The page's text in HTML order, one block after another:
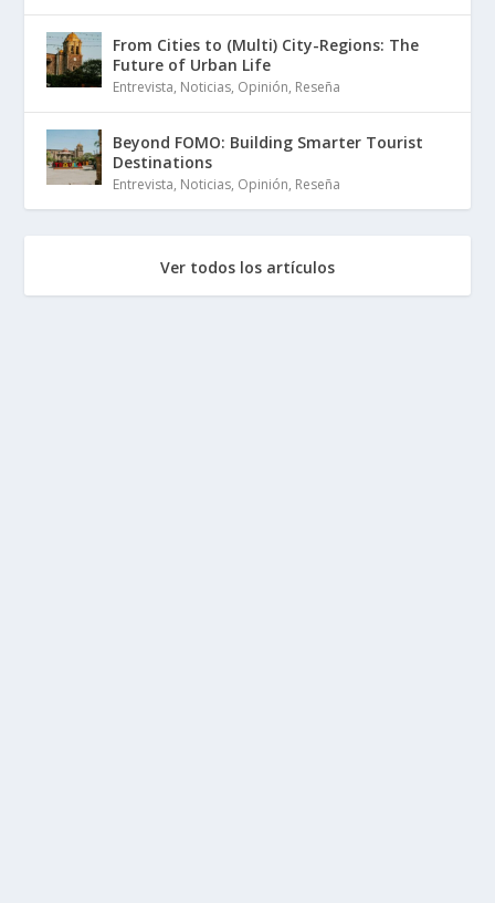
From Cities to (Multi) City-Regions: The
Future of Urban Life
Entrevista, Noticias, Opinión, Reseña
Beyond FOMO: Building Smarter Tourist
Destinations
Entrevista, Noticias, Opinión, Reseña
Ver todos los artículos